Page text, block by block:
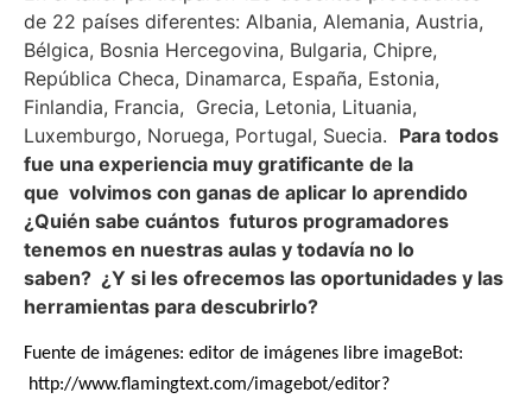
de 22 países diferentes: Albania, Alemania, Austria,
Bélgica, Bosnia Hercegovina, Bulgaria, Chipre,
República Checa, Dinamarca, España, Estonia,
Finlandia, Francia, Grecia, Letonia, Lituania,
Luxemburgo, Noruega, Portugal, Suecia. Para todos
fue una experiencia muy gratificante de la
que volvimos con ganas de aplicar lo aprendido
¿Quién sabe cuántos futuros programadores
tenemos en nuestras aulas y todavía no lo
saben? ¿Y si les ofrecemos las oportunidades y las
herramientas para descubrirlo?
Fuente de imágenes: editor de imágenes libre imageBot:
http://www.flamingtext.com/imagebot/editor?